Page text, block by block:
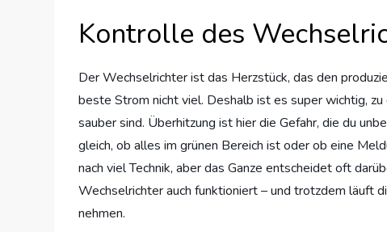
Kontrolle des
Der Wechselrichter ist das Herzstück, das den
beste Strom nicht viel. Deshalb ist es super wichtig,
sauber sind. Überhitzung ist hier die Gefahr, die du
gleich, ob alles im grünen Bereich ist oder ob eine
nach viel Technik, aber das Ganze entscheidet oft
Wechselrichter auch funktioniert – und trotzdem läuft
nehmen.